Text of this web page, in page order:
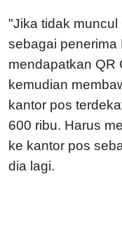
"Jika tidak muncul
sebagai penerima
mendapatkan QR
kemudian
kantor pos
600 ribu. Harus
ke kantor pos
dia lagi.